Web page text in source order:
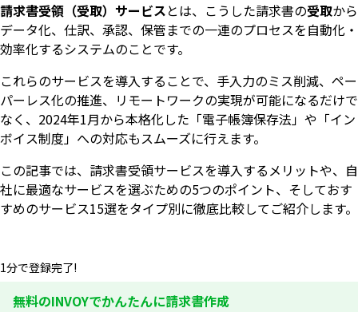
請求書受領（受取）サービスとは、こうした請求書の受取から
データ化、仕訳、承認、保管までの一連のプロセスを自動化・
効率化するシステムのことです。
これらのサービスを導入することで、手入力のミス削減、ペー
パーレス化の推進、リモートワークの実現が可能になるだけで
なく、2024年1月から本格化した「電子帳簿保存法」や「イン
ボイス制度」への対応もスムーズに行えます。
この記事では、請求書受領サービスを導入するメリットや、自
社に最適なサービスを選ぶための5つのポイント、そしておす
すめのサービス15選をタイプ別に徹底比較してご紹介します。
1分で登録完了!
無料のINVOYでかんたんに請求書作成